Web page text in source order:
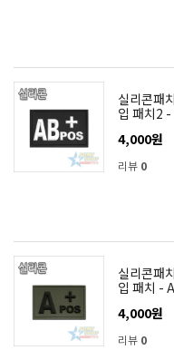
실리콘패
입 패치2
4,000원
리뷰 0
실리콘패
입 패치 -
4,000원
리뷰 0